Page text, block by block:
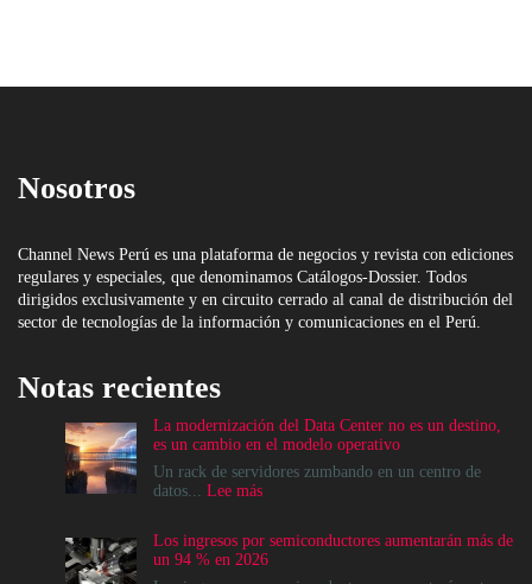
Nosotros
Channel News Perú es una plataforma de negocios y revista con ediciones
regulares y especiales, que denominamos Catálogos-Dossier. Todos
dirigidos exclusivamente y en circuito cerrado al canal de distribución del
sector de tecnologías de la información y comunicaciones en el Perú.
Notas recientes
La modernización del Data Center no es un destino,
es un cambio en el modelo operativo
Un rack de servidores zumbando en un centro de
datos... Lee más:
del
Data
Los ingresos por semiconductores aumentarán más de
un 94 % en 2026